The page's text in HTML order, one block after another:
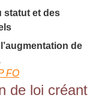
statut et des
de
FO
de loi créant